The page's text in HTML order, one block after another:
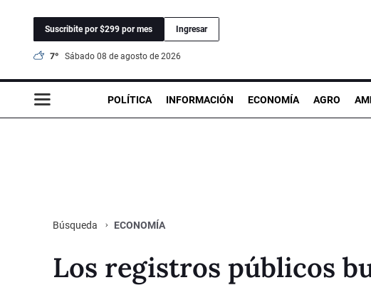
Suscribite por $299 por mes Ingresar
7° sábado 08 de agosto de 2026
POLÍTICA INFORMACIÓN ECONOMÍA AGRO
Búsqueda ECONOMÍA
Los registros públicos